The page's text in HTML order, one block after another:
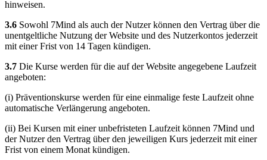
hinweisen.
3.6 Sowohl 7Mind als auch der Nutzer können den Vertrag über die
unentgeltliche Nutzung der Website und des Nutzerkontos jederzeit
mit einer Frist von 14 Tagen kündigen.
3.7 Die Kurse werden für die auf der Website angegebene Laufzeit
angeboten:
(i) Präventionskurse werden für eine einmalige feste Laufzeit ohne
automatische Verlängerung angeboten.
(ii) Bei Kursen mit einer unbefristeten Laufzeit können 7Mind und
der Nutzer den Vertrag über den jeweiligen Kurs jederzeit mit einer
Frist von einem Monat kündigen.